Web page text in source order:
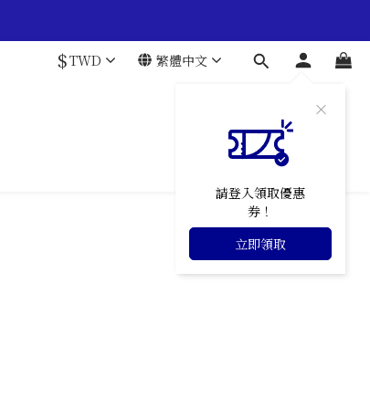
$TWD 繁體中文
請登入領取優惠
券！
立即領取